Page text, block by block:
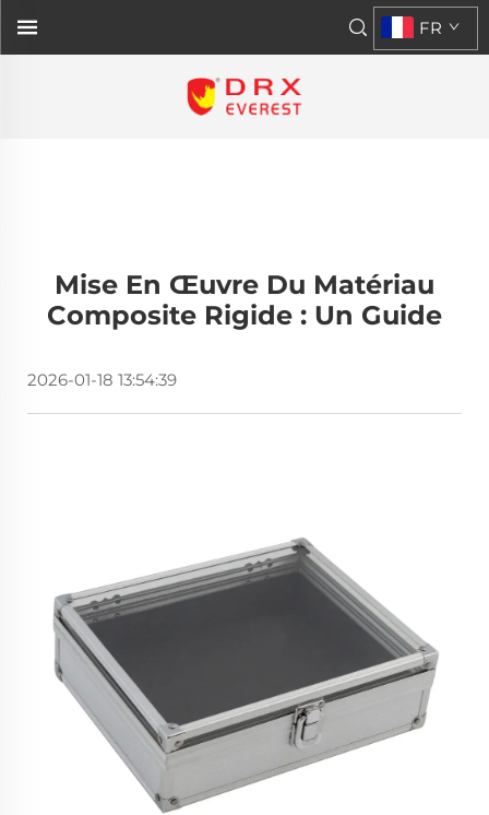
FR
Mise En Œuvre Du Matériau
Composite Rigide : Un Guide
2026-01-18 13:54:39